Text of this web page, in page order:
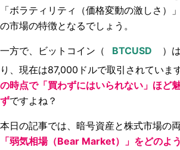
「ボラティリティ（価格変動の激しさ）
の市場の特徴となるでしょう。
一方で、ビットコイン（
）
り、現在は87,000ドルで取引されていま
の時点で「買わずにはいられない」ほど
ずですよね？
本日の記事では、暗号資産と株式市場の
「弱気相場（Bear Market）」をどのよ